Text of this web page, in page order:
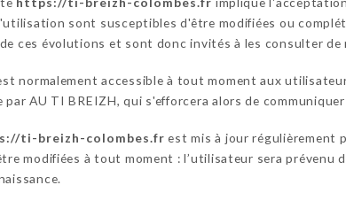
sont susceptibles d'être modifiées ou
ces évolutions et sont donc invités à les consulter de
normalement accessible à tout moment aux
AU TI BREIZH, qui s'efforcera alors de
ti-breizh-colombes.fr est mis à jour régulièrement
modifiées à tout moment : l’utilisateur sera